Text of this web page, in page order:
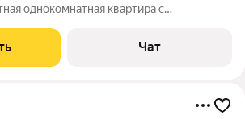
однокомнатная квартира с
Из окон открывается очень красивый вид
фото). В
Чат